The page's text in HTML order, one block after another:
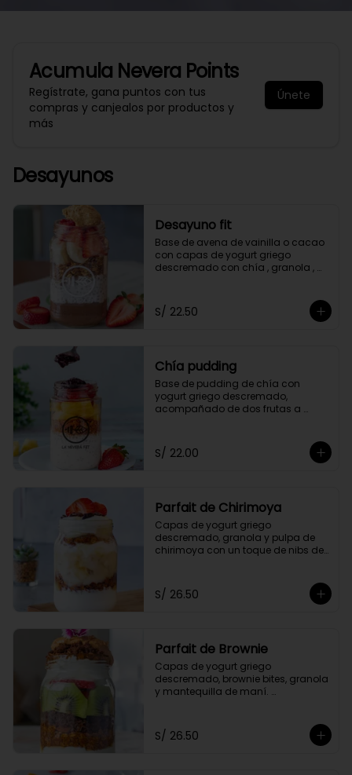
Acumula Nevera Points
Regístrate, gana puntos con tus
compras y canjealos por productos y
más
Únete
Desayunos
Desayuno fit
Base de avena de vainilla o cacao
con capas de yogurt griego
descremado con chía , granola ,
S/ 22.50
Chía pudding
Base de pudding de chía con
yogurt griego descremado,
acompañado de dos frutas a
S/ 22.00
Parfait de Chirimoya
Capas de yogurt griego
descremado, granola y pulpa de
chirimoya con un toque de nibs de
S/ 26.50
Parfait de Brownie
Capas de yogurt griego
descremado, brownie bites, granola
y mantequilla de maní.
S/ 26.50